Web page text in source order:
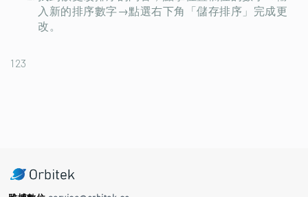
入新的排序數字→點選右下角「儲存排序」完成更
改。
123